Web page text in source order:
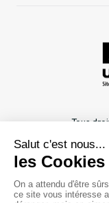
Tous
Horaires